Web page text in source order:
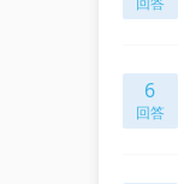
6
回答